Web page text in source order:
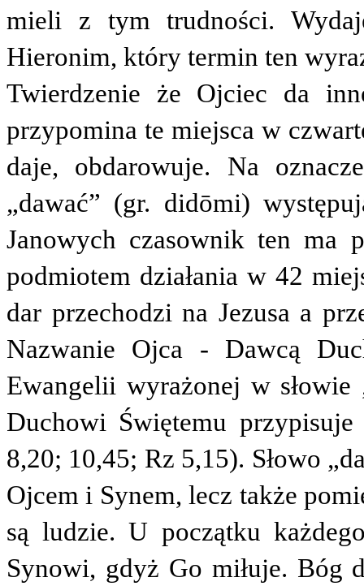
mieli z tym trudności.
Hieronim, który termin ten
Twierdzenie że Ojciec da
przypomina te miejsca w
daje, obdarowuje. Na
„dawać” (gr. didōmi)
Janowych czasownik ten ma
podmiotem działania w 42
dar przechodzi na Jezusa a
Nazwanie Ojca - Dawcą
Ewangelii wyrażonej w
Duchowi Świętemu
8,20; 10,45; Rz 5,15). Słowo
Ojcem i Synem, lecz także
są ludzie. U początku
Synowi, gdyż Go miłuje. Bóg